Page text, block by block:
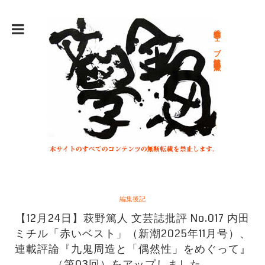
総合文学ウェブ情報誌 文学金魚
編集後記
【12月24日】萩野篤人 文芸誌批評 No.017 内田
ミチル「赤いベスト」（新潮2025年11月号）、
連載評論『九鬼周造と「偶然性」をめぐって』